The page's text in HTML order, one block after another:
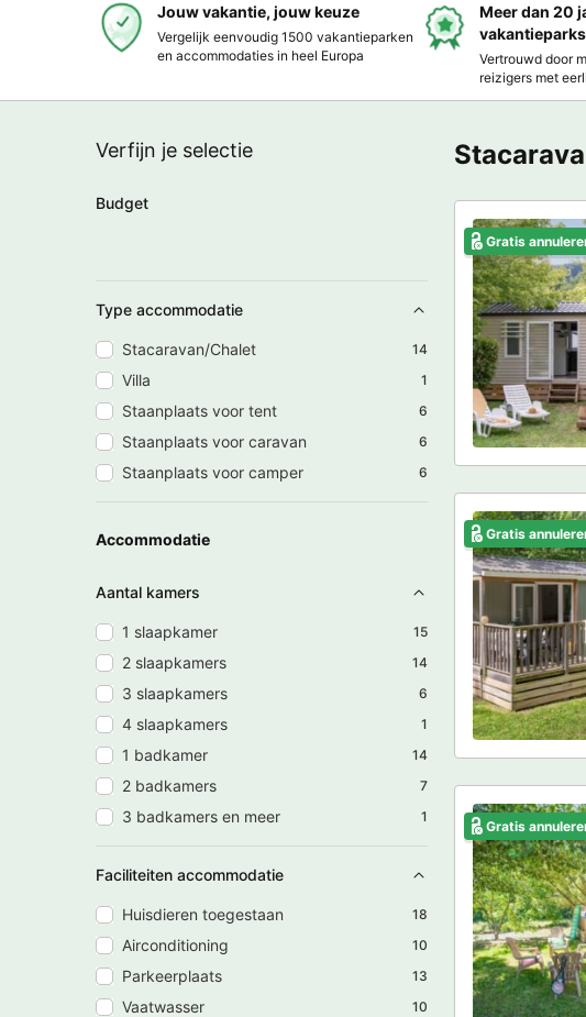
Jouw vakantie, jouw keuze
Vergelijk eenvoudig 1500 vakantieparken
en accommodaties in heel Europa
Meer dan 20
Vertrouwd door
reizigers met
Verfijn je selectie
Budget
Type accommodatie
Stacaravan/Chalet 14
Villa 1
Staanplaats voor tent 6
Staanplaats voor caravan 6
Staanplaats voor camper 6
Accommodatie
Aantal kamers
1 slaapkamer 15
2 slaapkamers 14
3 slaapkamers 6
4 slaapkamers 1
1 badkamer 14
2 badkamers 7
3 badkamers en meer 1
Faciliteiten accommodatie
Huisdieren toegestaan 18
Airconditioning 10
Parkeerplaats 13
Vaatwasser 10
Gratis
Gratis
Gratis